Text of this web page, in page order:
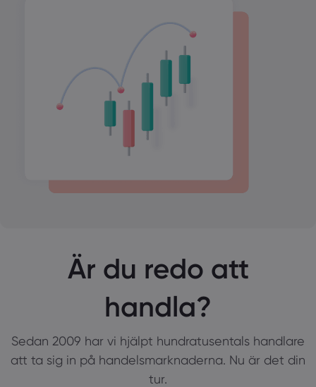
Är du redo att
handla?
Sedan 2009 har vi hjälpt hundratusentals handlare
att ta sig in på handelsmarknaderna. Nu är det din
tur.